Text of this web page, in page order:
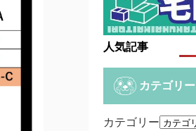
人気記事
カテゴリー
カテゴリー